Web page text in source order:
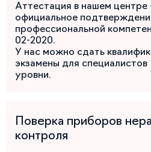
Аттестация в нашем центре
официальное
профессиональной
02-2020.
У нас можно сдать
экзамены для специалистов
уровни.
Поверка приборов
контроля